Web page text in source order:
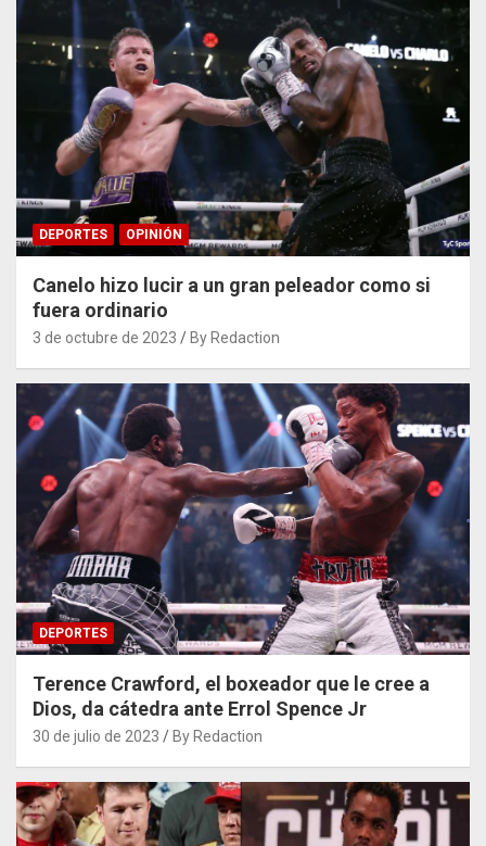
DEPORTES OPINIÓN
Canelo hizo lucir a un gran peleador como si
fuera ordinario
3 de octubre de 2023 By Redaction
DEPORTES
Terence Crawford, el boxeador que le cree a
Dios, da cátedra ante Errol Spence Jr
30 de julio de 2023 By Redaction